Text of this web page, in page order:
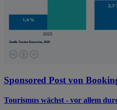
Sponsored Post von
Tourismus wächst - vor allem